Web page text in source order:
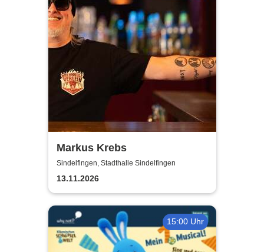
Markus Krebs
Sindelfingen, Stadthalle Sindelfingen
13.11.2026
15:00 Uhr